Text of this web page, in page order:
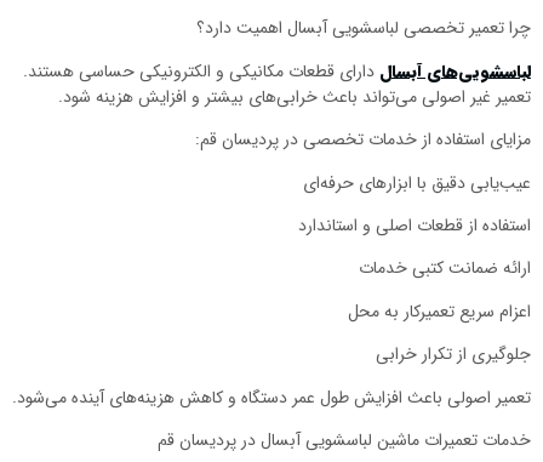
چرا تعمیر تخصصی لباسشویی آبسال اهمیت دارد؟
لباسشویی‌های آبسال دارای قطعات مکانیکی و الکترونیکی حساسی هستند.
تعمیر غیر اصولی می‌تواند باعث خرابی‌های بیشتر و افزایش هزینه شود.
مزایای استفاده از خدمات تخصصی در پردیسان قم:
عیب‌یابی دقیق با ابزارهای حرفه‌ای
استفاده از قطعات اصلی و استاندارد
ارائه ضمانت کتبی خدمات
اعزام سریع تعمیرکار به محل
جلوگیری از تکرار خرابی
تعمیر اصولی باعث افزایش طول عمر دستگاه و کاهش هزینه‌های آینده می‌شود.
خدمات تعمیرات ماشین لباسشویی آبسال در پردیسان قم